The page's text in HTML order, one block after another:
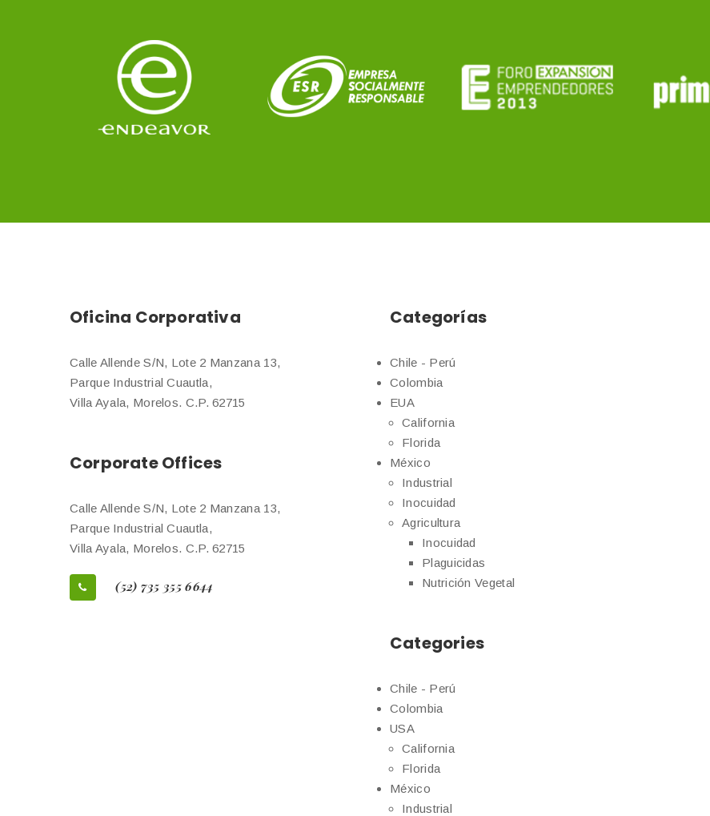
Oficina Corporativa
Calle Allende S/N, Lote 2 Manzana 13,
Parque Industrial Cuautla,
Villa Ayala, Morelos. C.P. 62715
Corporate Offices
Calle Allende S/N, Lote 2 Manzana 13,
Parque Industrial Cuautla,
Villa Ayala, Morelos. C.P. 62715
(52) 735 355 6644
Categorías
Chile - Perú
Colombia
EUA
California
Florida
México
Industrial
Inocuidad
Agricultura
Inocuidad
Plaguicidas
Nutrición Vegetal
Categories
Chile - Perú
Colombia
USA
California
Florida
México
Industrial